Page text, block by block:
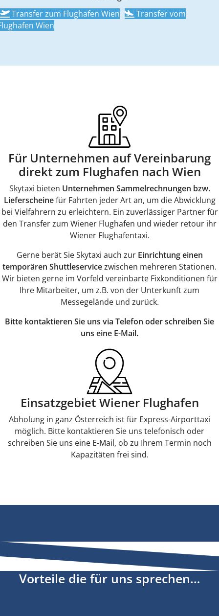
Transfer zum Flughafen Wien
Transfer vom
Wien
Für Unternehmen auf Vereinbarung
direkt zum Flughafen nach Wien
Skytaxi bieten Unternehmen Sammelrechnungen bzw.
Lieferscheinefür Fahrten jeder Art an, um die Abwicklung
bei Vielfahrern zu erleichtern. Ein zuverlässiger Partner für
den Transfer zum Wiener Flughafen und wieder retour ihr
Wiener Flughafentaxi.
Gerne berät Sie Skytaxi auch zurEinrichtung einen
temporären Shuttleservicezwischen mehreren Stationen.
Wir bieten gerne im Vorfeld vereinbarte Fixkonditionen für
Ihre Mitarbeiter, um z.B. von der Unterkunft zum
Messegelände und zurück.
Bitte kontaktieren Sie uns via Telefon oder schreiben Sie
uns eine E-Mail.
Einsatzgebiet Wiener Flughafen
Abholung in ganz Österreich ist für Express-Airporttaxi
möglich. Bitte kontaktieren Sie uns telefonisch oder
schreiben Sie uns eine E-Mail, ob zu Ihrem Termin noch
Kapazitäten frei sind.
Vorteile die für uns sprechen…